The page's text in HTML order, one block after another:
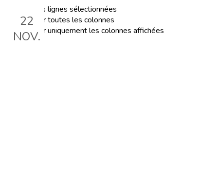
Exporter les lignes sélectionnées
Exporter toutes les colonnes
Exporter uniquement les colonnes affichées
22
NOV.